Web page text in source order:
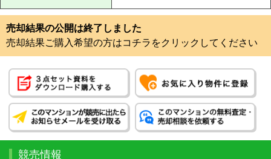
売却結果の公開は終了しました
売却結果ご購入希望の方はコチラをクリックしてください
競売情報